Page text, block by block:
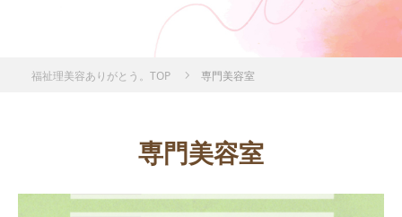
福祉理美容ありがとう。TOP 専門美容室
専門美容室